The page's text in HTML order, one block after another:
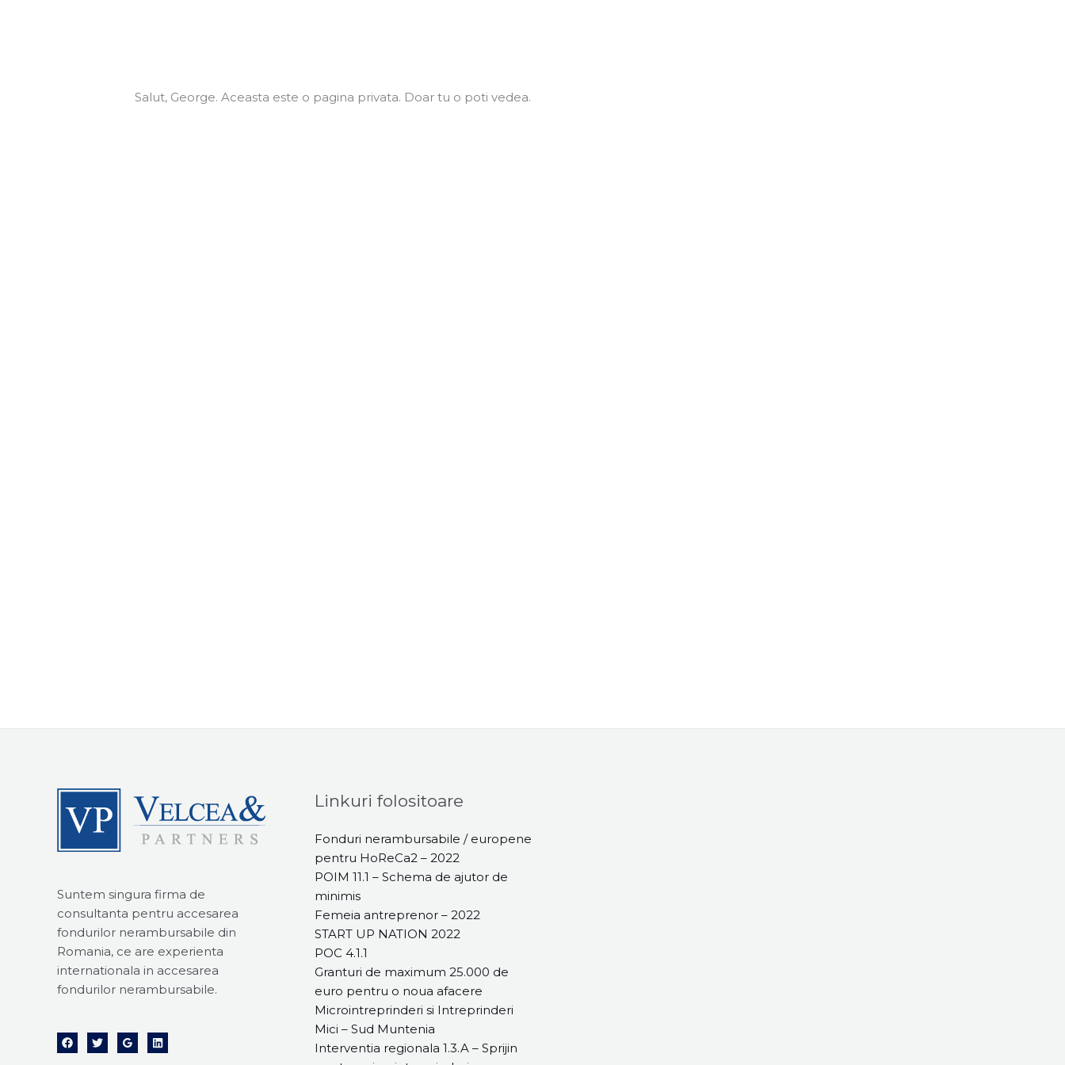
Salut, George. Aceasta este o pagina privata. Doar tu o poti vedea.
Suntem singura firma de
consultanta pentru accesarea
fondurilor nerambursabile din
Romania, ce are experienta
internationala in accesarea
fondurilor nerambursabile.
Linkuri folositoare
Fonduri nerambursabile / europene
pentru HoReCa2 – 2022
POIM 11.1 – Schema de ajutor de
minimis
Femeia antreprenor – 2022
START UP NATION 2022
POC 4.1.1
Granturi de maximum 25.000 de
euro pentru o noua afacere
Microintreprinderi si Intreprinderi
Mici – Sud Muntenia
Interventia regionala 1.3.A – Sprijin